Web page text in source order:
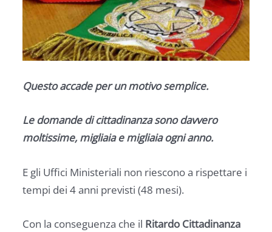
Questo accade per un motivo semplice.
Le domande di cittadinanza sono davvero
moltissime, migliaia e migliaia ogni anno.
E gli Uffici Ministeriali non riescono a rispettare i
tempi dei 4 anni previsti (48 mesi).
Con la conseguenza che il Ritardo Cittadinanza